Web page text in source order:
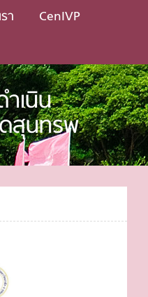
า
CenIVP
เนิน
สุนทรพ